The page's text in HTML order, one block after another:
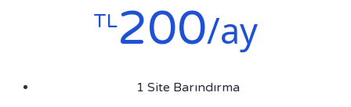
TL200/ay
1 Site Barındırma